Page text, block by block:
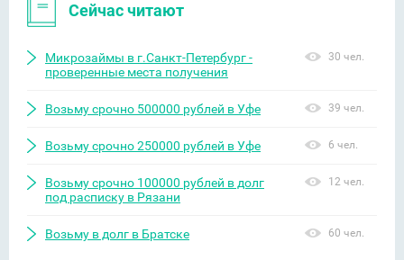
Сейчас читают
Микрозаймы в г.Санкт-Петербург -
проверенные места получения
30 чел.
Возьму срочно 500000 рублей в Уфе 39 чел.
Возьму срочно 250000 рублей в Уфе 6 чел.
Возьму срочно 100000 рублей в долг
под расписку в Рязани
12 чел.
Возьму в долг в Братске 60 чел.